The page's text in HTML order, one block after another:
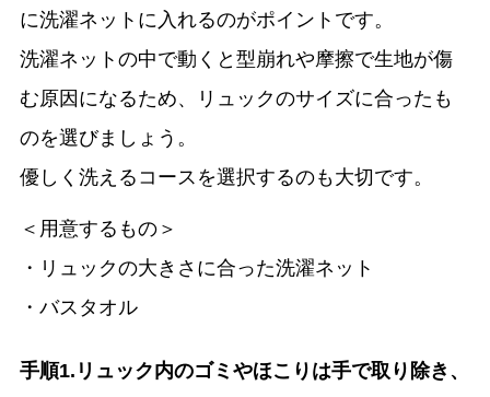
に洗濯ネットに入れるのがポイントです。
洗濯ネットの中で動くと型崩れや摩擦で生地が傷
む原因になるため、リュックのサイズに合ったも
のを選びましょう。
優しく洗えるコースを選択するのも大切です。
＜用意するもの＞
・リュックの大きさに合った洗濯ネット
・バスタオル
手順1.リュック内のゴミやほこりは手で取り除き、